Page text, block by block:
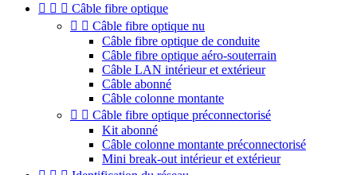
   Câble fibre optique
  Câble fibre optique nu
Câble fibre optique de conduite
Câble fibre optique aéro-souterrain
Câble LAN intérieur et extérieur
Câble abonné
Câble colonne montante
  Câble fibre optique préconnectorisé
Kit abonné
Câble colonne montante préconnectorisé
Mini break-out intérieur et extérieur